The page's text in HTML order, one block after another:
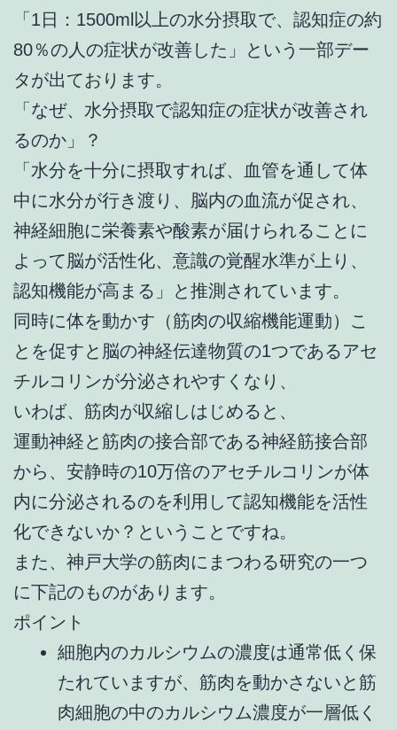
「1日：1500ml以上の水分摂取で、認知症の約
80％の人の症状が改善した」という一部デー
タが出ております。
「なぜ、水分摂取で認知症の症状が改善され
るのか」？
「水分を十分に摂取すれば、血管を通して体
中に水分が行き渡り、脳内の血流が促され、
神経細胞に栄養素や酸素が届けられることに
よって脳が活性化、意識の覚醒水準が上り、
認知機能が高まる」と推測されています。
同時に体を動かす（筋肉の収縮機能運動）こ
とを促すと脳の神経伝達物質の1つであるアセ
チルコリンが分泌されやすくなり、
いわば、筋肉が収縮しはじめると、
運動神経と筋肉の接合部である神経筋接合部
から、安静時の10万倍のアセチルコリンが体
内に分泌されるのを利用して認知機能を活性
化できないか？ということですね。
また、神戸大学の筋肉にまつわる研究の一つ
に下記のものがあります。
ポイント
細胞内のカルシウムの濃度は通常低く保
たれていますが、筋肉を動かさないと筋
肉細胞の中のカルシウム濃度が一層低く